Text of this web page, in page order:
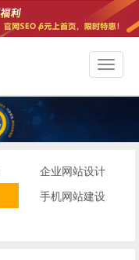
切
换
导
企业网站设计
手机网站建设